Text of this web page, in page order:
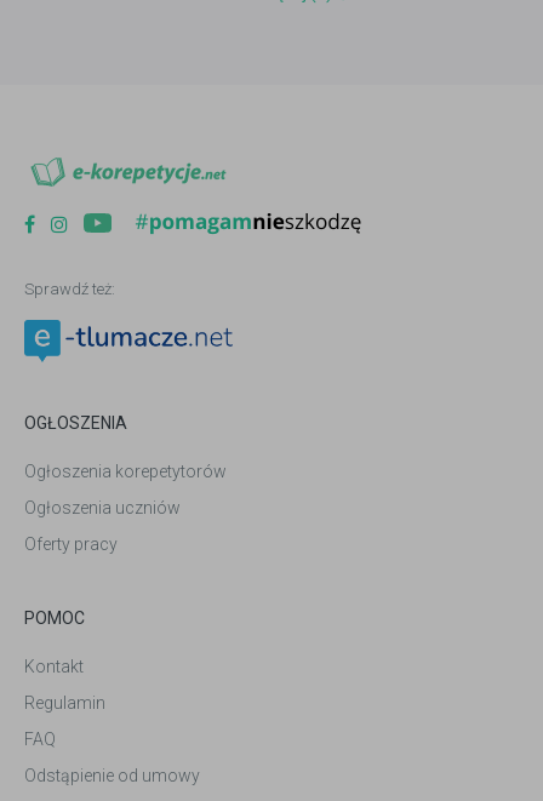
Sprawdź też:
OGŁOSZENIA
Ogłoszenia korepetytorów
Ogłoszenia uczniów
Oferty pracy
POMOC
Kontakt
Regulamin
FAQ
Odstąpienie od umowy